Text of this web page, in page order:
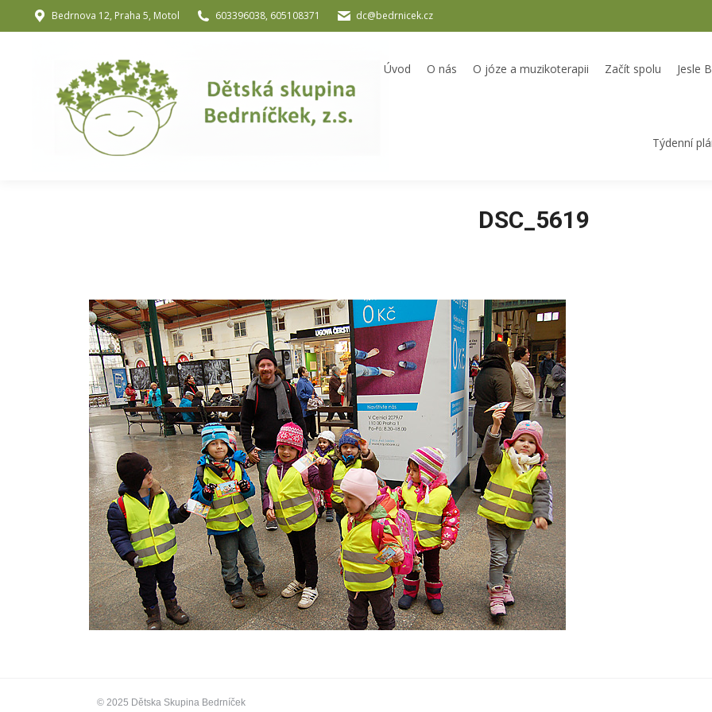
Bedrnova 12, Praha 5, Motol 603396038, 605108371 dc@bedrnicek.cz
Úvod O nás O józe a muzikoterapii Začít spolu Jesle
Týdenní
DSC_5619
© 2025 Dětska Skupina Bedrníček
Úvod O nás O józe a muzikoterapii Začít spolu Jesle Bedrníček Školka Bedrníček